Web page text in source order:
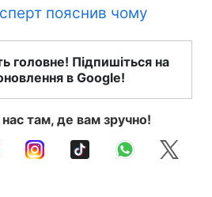
пояснив чому
головне! Підпишіться на
в Google!
там, де вам зручно!